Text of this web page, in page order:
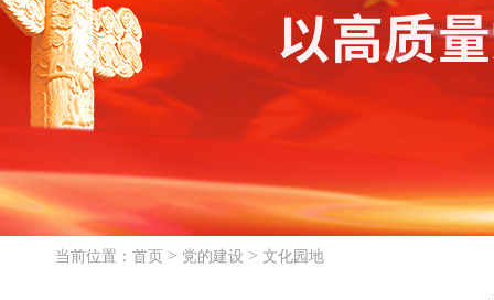
当前位置： 首页 > 党的建设 > 文化园地